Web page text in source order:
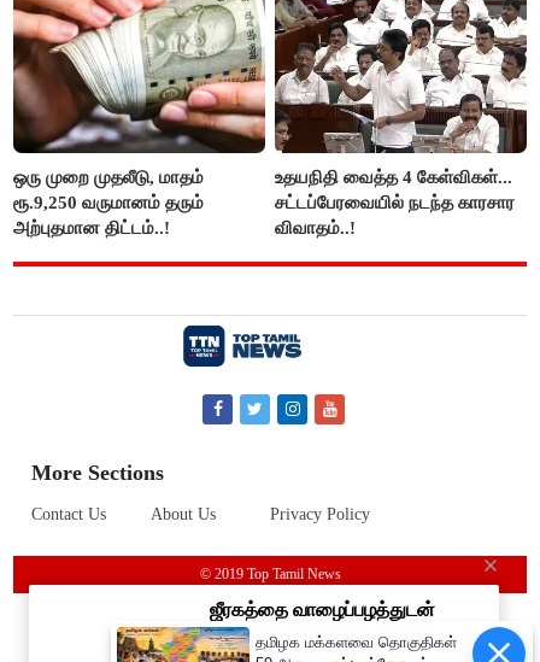
ஒரு முறை முதலீடு, மாதம்
ரூ.9,250 வருமானம் தரும்
அற்புதமான திட்டம்..!
உதயநிதி வைத்த 4 கேள்விகள்...
சட்டப்பேரவையில் நடந்த காரசார
விவாதம்..!
More Sections
Contact Us About Us Privacy Policy
© 2019 Top Tamil News
தமிழக மக்களவை தொகுதிகள்